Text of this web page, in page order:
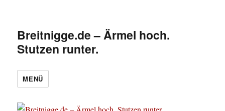
Breitnigge.de – Ärmel hoch.
Stutzen runter.
MENÜ